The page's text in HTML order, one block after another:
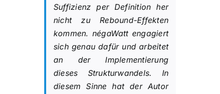
Suffizienz per Definition her
nicht zu Rebound-Effekten
kommen. négaWatt engagiert
sich genau dafür und arbeitet
an der Implementierung
dieses Strukturwandels. In
diesem Sinne hat der Autor